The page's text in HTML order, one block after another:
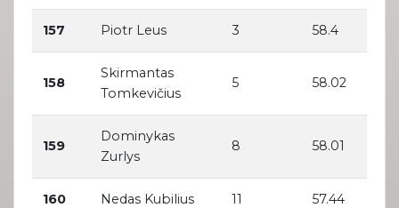
157 Piotr Leus 3 58.4
158
Skirmantas
Tomkevičius
5 58.02
159
Dominykas
Zurlys
8 58.01
160 Nedas Kubilius 11 57.44